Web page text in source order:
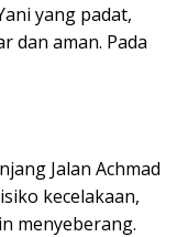
yang padat,
dan aman. Pada
Jalan Achmad
kecelakaan,
menyeberang.